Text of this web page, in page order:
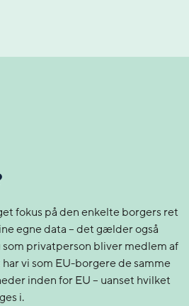
fokus på den enkelte borgers ret
egne data – det gælder også
privatperson bliver medlem af
vi som EU-borgere de samme
inden for EU – uanset hvilket
i.